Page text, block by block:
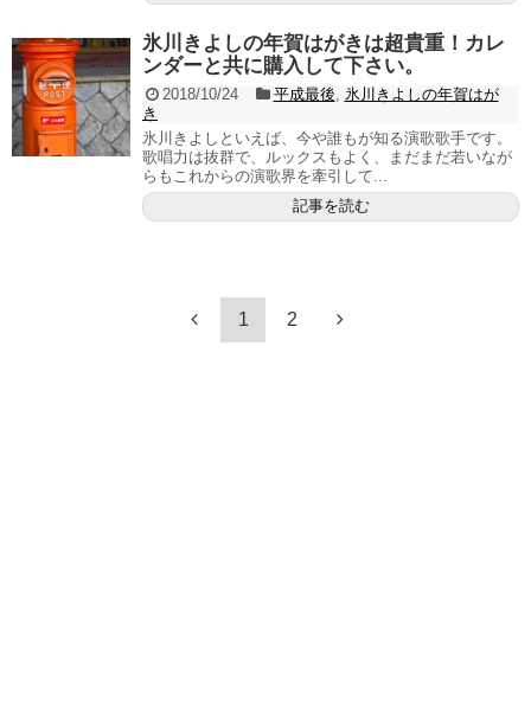
氷川きよしの年賀はがきは超貴重！カレ
ンダーと共に購入して下さい。
2018/10/24 平成最後, 氷川きよしの年賀はが
き
氷川きよしといえば、今や誰もが知る演歌歌手です。
歌唱力は抜群で、ルックスもよく、まだまだ若いなが
らもこれからの演歌界を牽引して...
記事を読む
1 2